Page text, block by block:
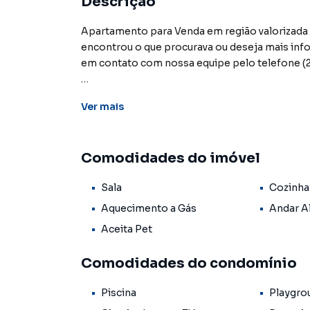
Apartamento para Venda em região
encontrou o que procurava ou deseja mais
em contato com nossa equipe pelo telefone
comerciais, sobrados, terrenos, lojas e
vida.
Negocie seu imóvel de forma totalmente
Condomínios e Imóveis você consegue
estando na cidade e com a praticidade de
compradores com o mercado imobiliário.
Anuncie seu imóvel! É fácil, rápido e gratuito!
digital com imóveis em diversas cidades do
Ver mais
Comodidades do imóvel
Sala Cozinha
Aquecimento a Gás
Andar
Aceita Pet
Comodidades do condomínio
Piscina